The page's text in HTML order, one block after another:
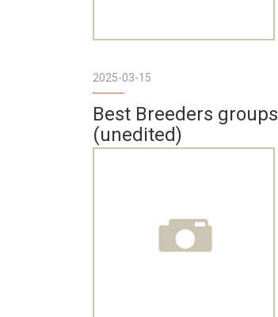
2025-03-15
Best Breeders groups
(unedited)